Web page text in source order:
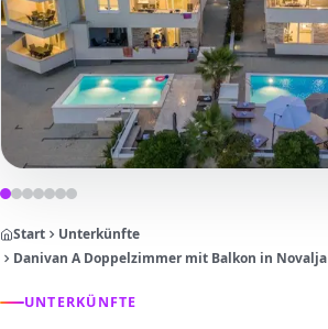
Start
Unterkünfte
Danivan A Doppelzimmer mit Balkon in Novalja
UNTERKÜNFTE